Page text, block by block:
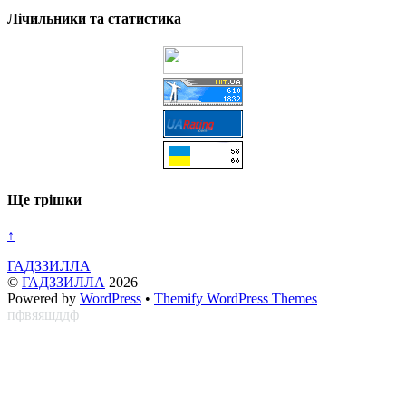
Лічильники та статистика
Ще трішки
↑
ГАДЗЗИЛЛА
© ГАДЗЗИЛЛА 2026
Powered by WordPress • Themify WordPress Themes
пфвяяшддф